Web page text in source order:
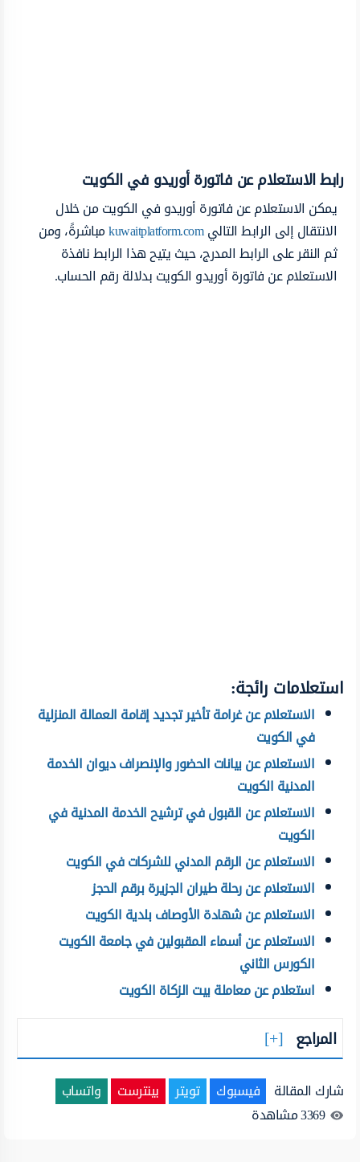
رابط الاستعلام عن فاتورة أوريدو في الكويت
يمكن الاستعلام عن فاتورة أوريدو في الكويت من خلال
الانتقال إلى الرابط التاليkuwaitplatform.comمباشرةً، ومن
ثم النقر على الرابط المدرج، حيث يتيح هذا الرابط نافذة
الاستعلام عن فاتورة أوريدو الكويت بدلالة رقم الحساب.
استعلامات رائجة:
الاستعلام عن غرامة تأخير تجديد إقامة العمالة المنزلية
في الكويت
الاستعلام عن بيانات الحضور والإنصراف ديوان الخدمة
المدنية الكويت
الاستعلام عن القبول في ترشيح الخدمة المدنية في
الكويت
الاستعلام عن الرقم المدني للشركات في الكويت
الاستعلام عن رحلة طيران الجزيرة برقم الحجز
الاستعلام عن شهادة الأوصاف بلدية الكويت
الاستعلام عن أسماء المقبولين في جامعة الكويت
الكورس الثاني
استعلام عن معاملة بيت الزكاة الكويت
المراجع
شارك المقالة فيسبوك تويتر بينترست
واتساب
3369مشاهدة